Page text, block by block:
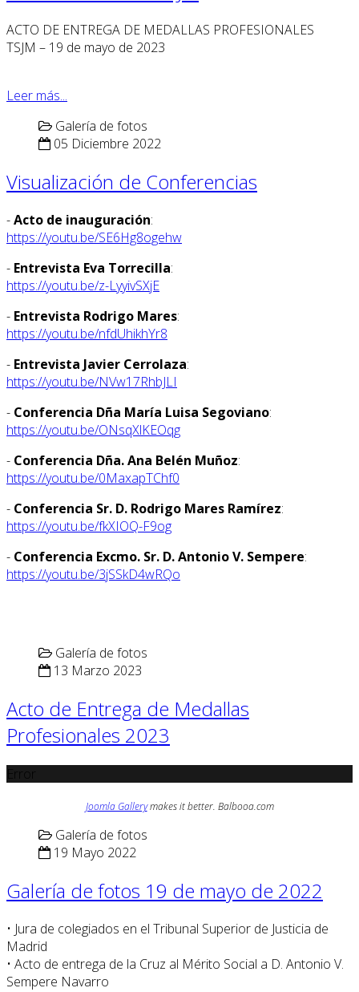
ACTO DE ENTREGA DE MEDALLAS PROFESIONALES
TSJM – 19 de mayo de 2023
Leer más...
Galería de fotos
05 Diciembre 2022
Visualización de Conferencias
-Acto de inauguración:
https://youtu.be/SE6Hg8ogehw
- Entrevista Eva Torrecilla:
https://youtu.be/z-LyyivSXjE
- Entrevista Rodrigo Mares:
https://youtu.be/nfdUhikhYr8
- Entrevista Javier Cerrolaza:
https://youtu.be/NVw17RhbJLI
- Conferencia Dña María Luisa Segoviano:
https://youtu.be/ONsqXlKEOqg
- Conferencia Dña. Ana Belén Muñoz:
https://youtu.be/0MaxapTChf0
- Conferencia Sr. D. Rodrigo Mares Ramírez:
https://youtu.be/fkXIOQ-F9og
- Conferencia Excmo. Sr. D. Antonio V. Sempere:
https://youtu.be/3jSSkD4wRQo
Galería de fotos
13 Marzo 2023
Acto de Entrega de Medallas
Profesionales 2023
Joomla Gallerymakes it better. Balbooa.com
Galería de fotos
19 Mayo 2022
Galería de fotos 19 de mayo de 2022
• Jura de colegiados en el Tribunal Superior de Justicia de
Madrid
• Acto de entrega de la Cruz al Mérito Social a D. Antonio V.
Sempere Navarro